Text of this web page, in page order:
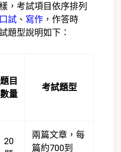
，考試項目依序排列
口試 、 寫作 ，作答時
題型說明如下：
題目
數量
考試題型
20
兩篇文章，每
篇約700到